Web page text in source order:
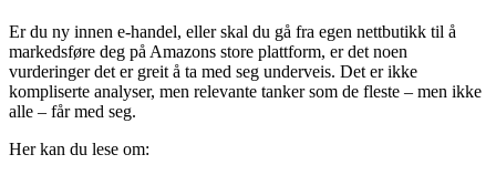
Er du ny innen e-handel, eller skal du gå fra egen nettbutikk til å
markedsføre deg på Amazons store plattform, er det noen
vurderinger det er greit å ta med seg underveis. Det er ikke
kompliserte analyser, men relevante tanker som de fleste – men ikke
alle – får med seg.
Her kan du lese om: